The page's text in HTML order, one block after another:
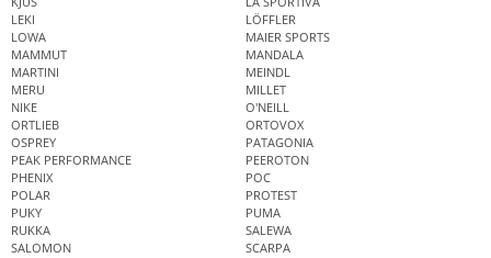
LEKI
LÖFFLER
LOWA
MAIER SPORTS
MAMMUT
MANDALA
MARTINI
MEINDL
MERU
MILLET
NIKE
O'NEILL
ORTLIEB
ORTOVOX
OSPREY
PATAGONIA
PEAK PERFORMANCE
PEEROTON
PHENIX
POC
POLAR
PROTEST
PUKY
PUMA
RUKKA
SALEWA
SALOMON
SCARPA